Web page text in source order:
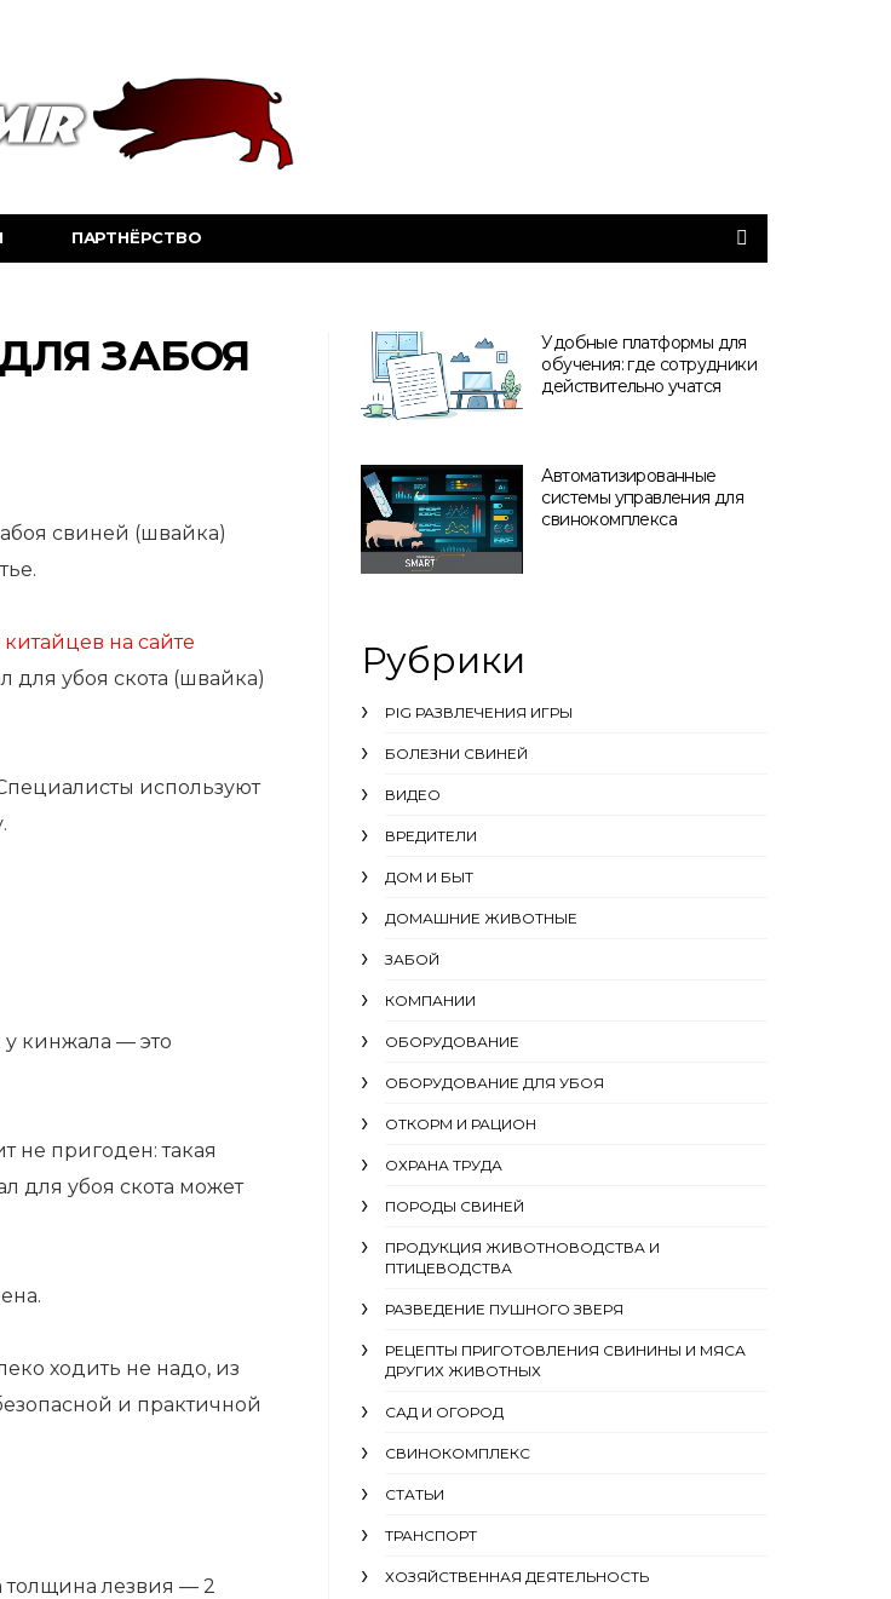
ПАРТНЁРСТВО
ЗАБОЯ
свиней (швайка)
китайцев на сайте
для убоя скота (швайка)
используют
у кинжала — это
не пригоден: такая
для убоя скота может
ходить не надо, из
и практичной
толщина лезвия — 2
Удобные платформы для
обучения: где сотрудники
действительно учатся
Автоматизированные
системы управления для
свинокомплекса
Рубрики
PIG РАЗВЛЕЧЕНИЯ ИГРЫ
БОЛЕЗНИ СВИНЕЙ
ВИДЕО
ВРЕДИТЕЛИ
ДОМ И БЫТ
ДОМАШНИЕ ЖИВОТНЫЕ
ЗАБОЙ
КОМПАНИИ
ОБОРУДОВАНИЕ
ОБОРУДОВАНИЕ ДЛЯ УБОЯ
ОТКОРМ И РАЦИОН
ОХРАНА ТРУДА
ПОРОДЫ СВИНЕЙ
ПРОДУКЦИЯ ЖИВОТНОВОДСТВА И
ПТИЦЕВОДСТВА
РАЗВЕДЕНИЕ ПУШНОГО ЗВЕРЯ
РЕЦЕПТЫ ПРИГОТОВЛЕНИЯ СВИНИНЫ И МЯСА
ДРУГИХ ЖИВОТНЫХ
САД И ОГОРОД
СВИНОКОМПЛЕКС
СТАТЬИ
ТРАНСПОРТ
ХОЗЯЙСТВЕННАЯ ДЕЯТЕЛЬНОСТЬ